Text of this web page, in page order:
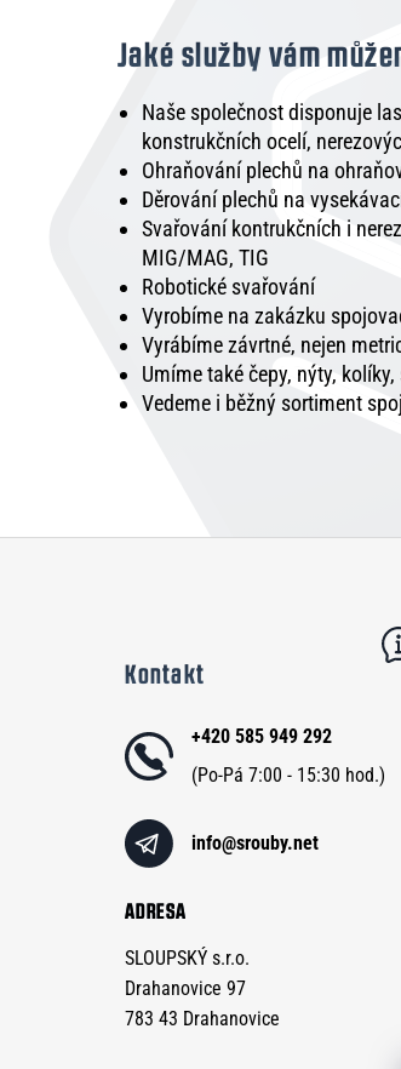
Jaké služby vám
Naše společnost disponuje
konstrukčních ocelí,
Ohraňování plechů na
Děrování plechů na
Svařování kontrukčních i
MIG/MAG, TIG
Robotické svařování
Vyrobíme na zakázku
Vyrábíme závrtné, nejen
Umíme také čepy, nýty,
Vedeme i běžný sortiment
Kontakt
info@srouby.net
+420 585 949 292
ADRESA
SLOUPSKÝ s.r.o.
Drahanovice 97
783 43 Drahanovice